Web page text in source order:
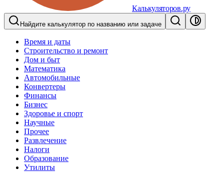
Калькуляторов.ру
Найдите калькулятор по названию или задаче
Время и даты
Строительство и ремонт
Дом и быт
Математика
Автомобильные
Конвертеры
Финансы
Бизнес
Здоровье и спорт
Научные
Прочее
Развлечение
Налоги
Образование
Утилиты